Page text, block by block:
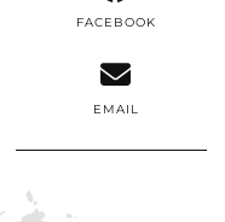
FACEBOOK
EMAIL